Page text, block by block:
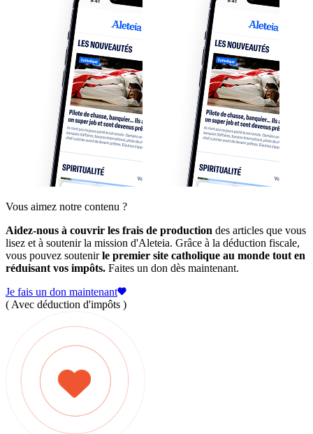
Vous aimez notre contenu ?
Aidez-nous à couvrir les frais de production des articles que vous
lisez et à soutenir la mission d'Aleteia. Grâce à la déduction fiscale,
vous pouvez soutenirle premier site catholique au monde tout en
réduisant vos impôts. Faites un don dès maintenant.
Je fais un don maintenant
( Avec déduction d'impôts )